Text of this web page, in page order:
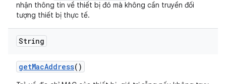
nhận thông tin về thiết bị đó mà không cần truyền đối
tượng thiết bị thực tế.
String
getMacAddress()